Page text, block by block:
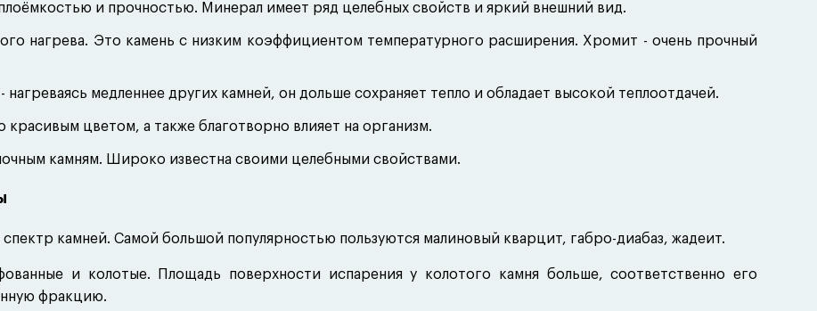
и прочностью. Минерал имеет ряд целебных свойств и яркий внешний вид.
нагрева. Это камень с низким коэффициентом температурного расширения. Хромит - очень прочный
нагреваясь медленнее других камней, он дольше сохраняет тепло и обладает высокой теплоотдачей.
красивым цветом, а также благотворно влияет на организм.
камням. Широко известна своими целебными свойствами.
камней. Самой большой популярностью пользуются малиновый кварцит, габро-диабаз, жадеит.
и колотые. Площадь поверхности испарения у колотого камня больше, соответственно его
фракцию.